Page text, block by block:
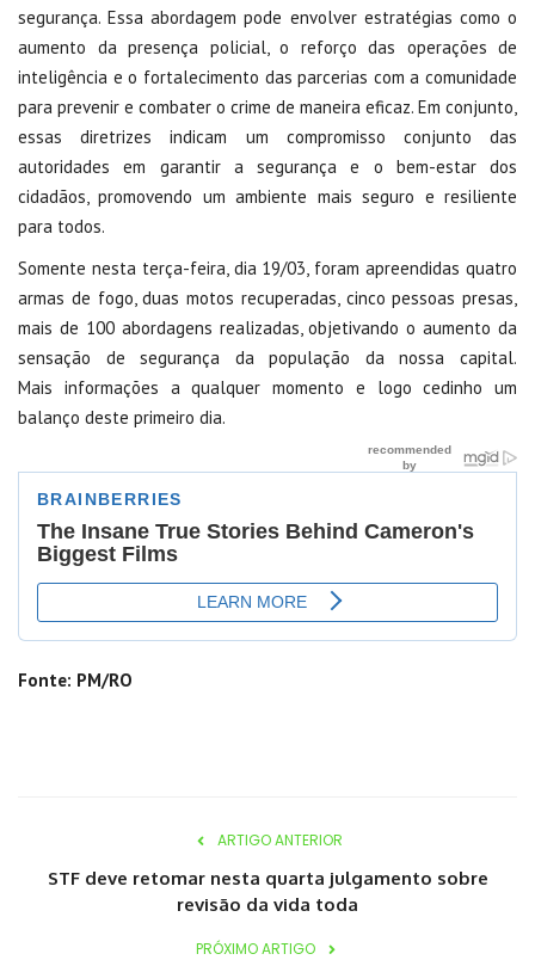
segurança. Essa abordagem pode envolver estratégias como o
aumento da presença policial, o reforço das operações de
inteligência e o fortalecimento das parcerias com a comunidade
para prevenir e combater o crime de maneira eficaz. Em conjunto,
essas diretrizes indicam um compromisso conjunto das
autoridades em garantir a segurança e o bem-estar dos
cidadãos, promovendo um ambiente mais seguro e resiliente
para todos.
Somente nesta terça-feira, dia 19/03, foram apreendidas quatro
armas de fogo, duas motos recuperadas, cinco pessoas presas,
mais de 100 abordagens realizadas, objetivando o aumento da
sensação de segurança da população da nossa capital.
Mais informações a qualquer momento e logo cedinho um
balanço deste primeiro dia.
Fonte: PM/RO
ARTIGO ANTERIOR
STF deve retomar nesta quarta julgamento sobre
revisão da vida toda
PRÓXIMO ARTIGO